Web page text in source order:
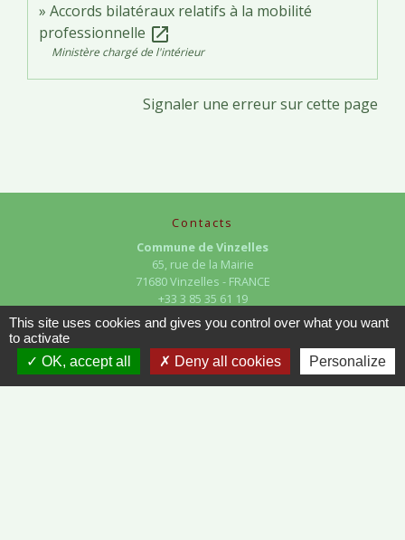
Accords bilatéraux relatifs à la mobilité
professionnelle open_in_new
Ministère chargé de l'intérieur
Signaler une erreur sur cette page
Contacts
Commune de Vinzelles
65, rue de la Mairie
71680 Vinzelles - FRANCE
+33 3 85 35 61 19
Contact par formulaire
This site uses cookies and gives you control over what you want
to activate
OK, accept all
Deny all cookies Personalize